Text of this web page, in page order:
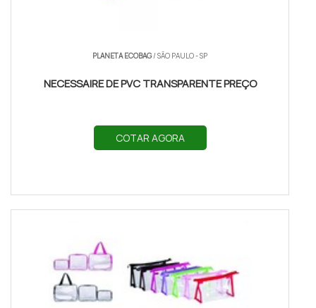
PLANETA ECOBAG/ SÃO PAULO - SP
NECESSAIRE DE PVC TRANSPARENTE PREÇO
COTAR AGORA